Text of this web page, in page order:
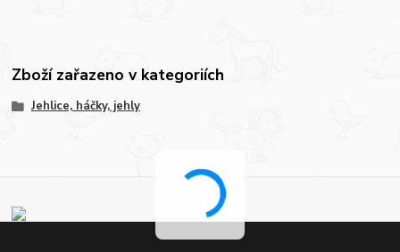
Zboží zařazeno v kategoriích
Jehlice, háčky, jehly